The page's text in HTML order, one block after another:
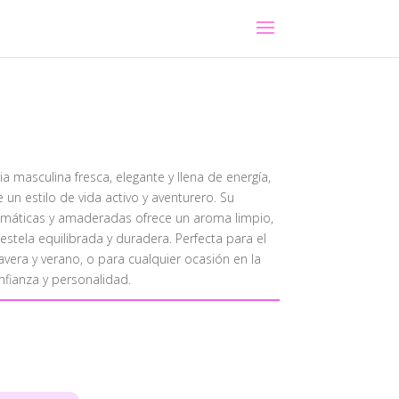
masculina fresca, elegante y llena de energía,
estilo de vida activo y aventurero. Su
y amaderadas ofrece un aroma limpio,
equilibrada y duradera. Perfecta para el
y verano, o para cualquier ocasión en la
y personalidad.